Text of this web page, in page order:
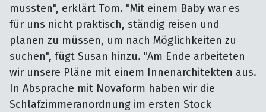
mussten", erklärt Tom. "Mit einem Baby war es
für uns nicht praktisch, ständig reisen und
planen zu müssen, um nach Möglichkeiten zu
suchen", fügt Susan hinzu. "Am Ende arbeiteten
wir unsere Pläne mit einem Innenarchitekten aus.
In Absprache mit Novaform haben wir die
Schlafzimmeranordnung im ersten Stock